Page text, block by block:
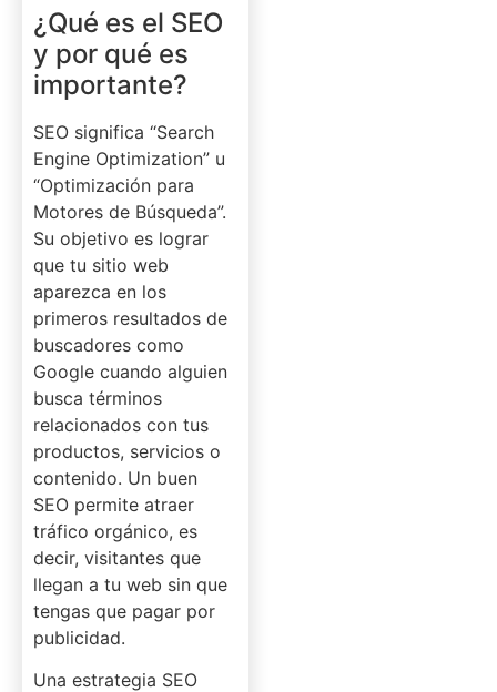
¿Qué es el SEO
y por qué es
importante?
SEO significa “Search
Engine Optimization” u
“Optimización para
Motores de Búsqueda”.
Su objetivo es lograr
que tu sitio web
aparezca en los
primeros resultados de
buscadores como
Google cuando alguien
busca términos
relacionados con tus
productos, servicios o
contenido. Un buen
SEO permite atraer
tráfico orgánico, es
decir, visitantes que
llegan a tu web sin que
tengas que pagar por
publicidad.
Una estrategia SEO